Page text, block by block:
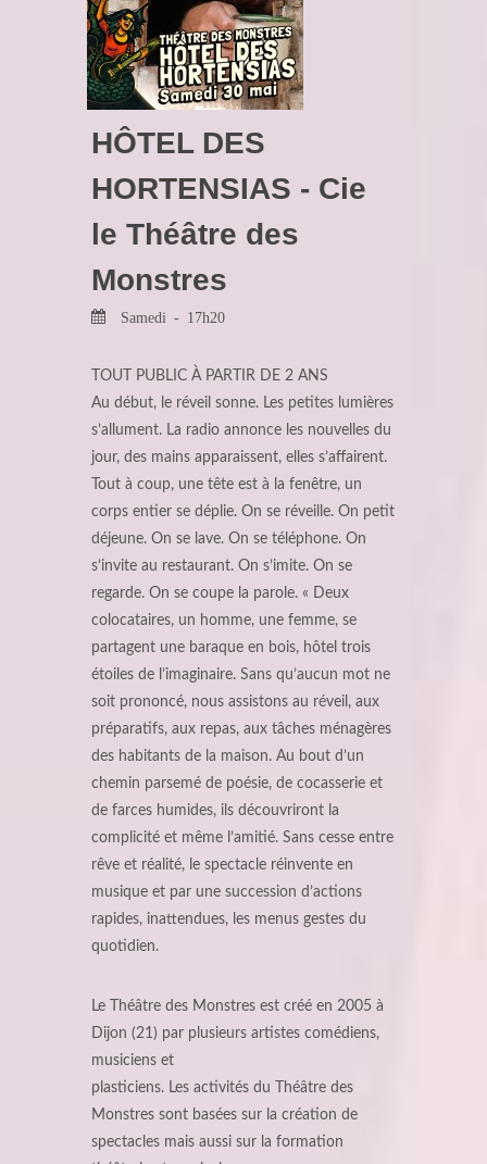
HÔTEL DES
HORTENSIAS - Cie
le Théâtre des
Monstres
Samedi - 17h20
TOUT PUBLIC À PARTIR DE 2 ANS
Au début, le réveil sonne. Les petites lumières
s’allument. La radio annonce les nouvelles du
jour, des mains apparaissent, elles s’affairent.
Tout à coup, une tête est à la fenêtre, un
corps entier se déplie. On se réveille. On petit
déjeune. On se lave. On se téléphone. On
s’invite au restaurant. On s’imite. On se
regarde. On se coupe la parole. « Deux
colocataires, un homme, une femme, se
partagent une baraque en bois, hôtel trois
étoiles de l’imaginaire. Sans qu’aucun mot ne
soit prononcé, nous assistons au réveil, aux
préparatifs, aux repas, aux tâches ménagères
des habitants de la maison. Au bout d’un
chemin parsemé de poésie, de cocasserie et
de farces humides, ils découvriront la
complicité et même l’amitié. Sans cesse entre
rêve et réalité, le spectacle réinvente en
musique et par une succession d’actions
rapides, inattendues, les menus gestes du
quotidien.
Le Théâtre des Monstres est créé en 2005 à
Dijon (21) par plusieurs artistes comédiens,
musiciens et
plasticiens. Les activités du Théâtre des
Monstres sont basées sur la création de
spectacles mais aussi sur la formation